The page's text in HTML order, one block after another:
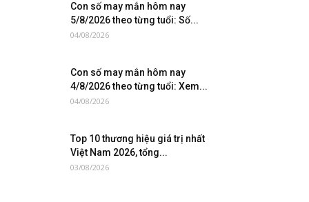
Con số may mắn hôm nay
5/8/2026 theo từng tuổi: Số...
04/08/2026
Con số may mắn hôm nay
4/8/2026 theo từng tuổi: Xem...
04/08/2026
Top 10 thương hiệu giá trị nhất
Việt Nam 2026, tổng...
03/08/2026